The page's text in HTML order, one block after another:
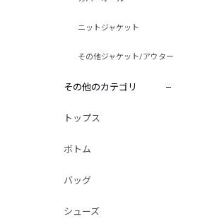
ニットジャケット
その他ジャケット/アウター
その他のカテゴリ
トップス
ボトム
バッグ
シューズ